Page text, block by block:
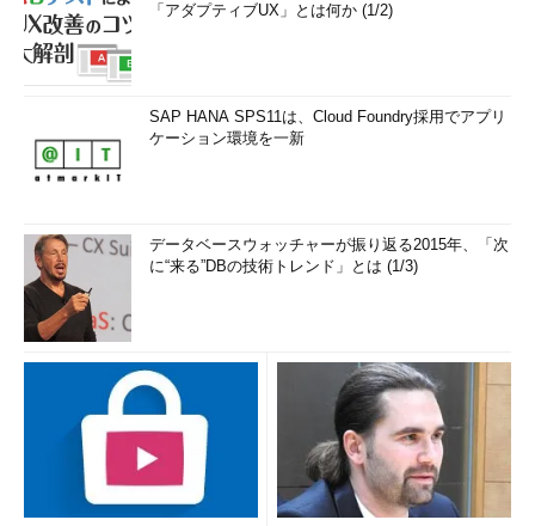
「アダプティブUX」とは何か (1/2)
SAP HANA SPS11は、Cloud Foundry採用でアプリ
ケーション環境を一新
データベースウォッチャーが振り返る2015年、「次
に“来る”DBの技術トレンド」とは (1/3)